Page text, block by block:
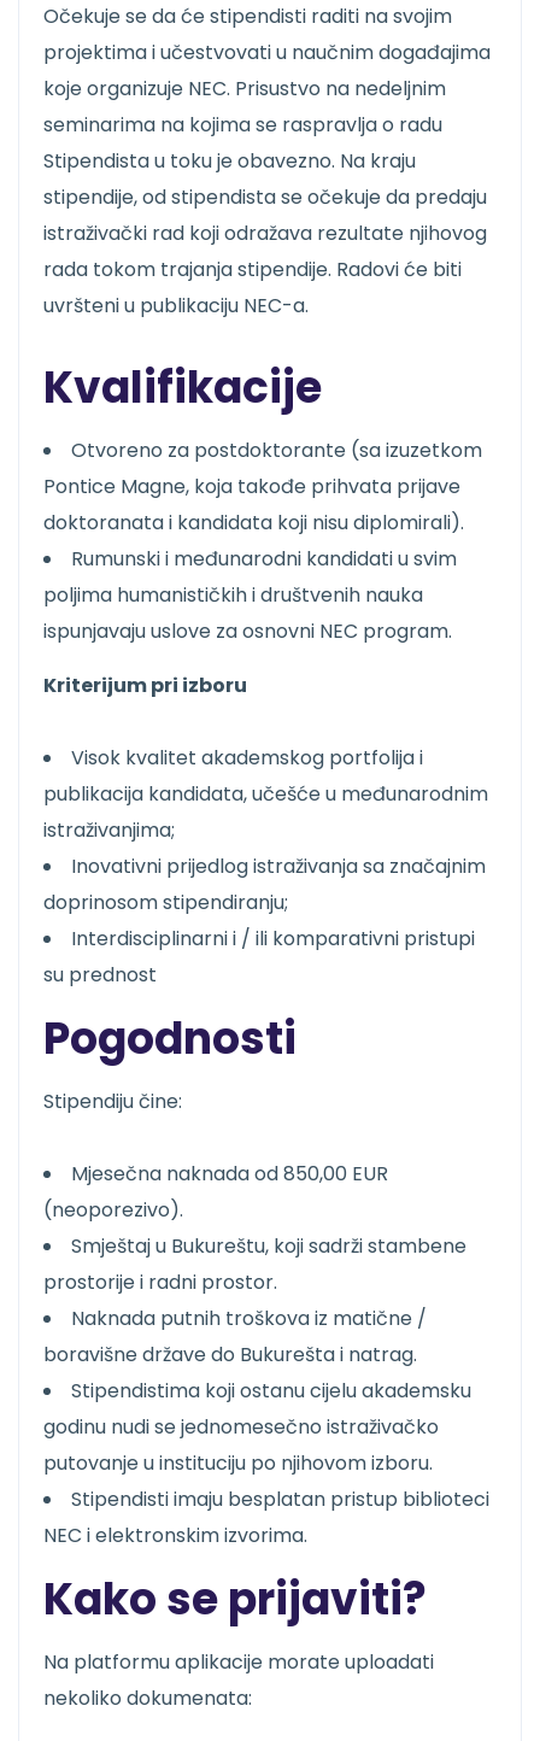
Očekuje se da će stipendisti raditi na svojim
projektima i učestvovati u naučnim događajima
koje organizuje NEC. Prisustvo na nedeljnim
seminarima na kojima se raspravlja o radu
Stipendista u toku je obavezno. Na kraju
stipendije, od stipendista se očekuje da predaju
istraživački rad koji odražava rezultate njihovog
rada tokom trajanja stipendije. Radovi će biti
uvršteni u publikaciju NEC-a.
Kvalifikacije
Otvoreno za postdoktorante (sa izuzetkom
Pontice Magne, koja takođe prihvata prijave
doktoranata i kandidata koji nisu diplomirali).
Rumunski i međunarodni kandidati u svim
poljima humanističkih i društvenih nauka
ispunjavaju uslove za osnovni NEC program.
Kriterijum pri izboru
Visok kvalitet akademskog portfolija i
publikacija kandidata, učešće u međunarodnim
istraživanjima;
Inovativni prijedlog istraživanja sa značajnim
doprinosom stipendiranju;
Interdisciplinarni i / ili komparativni pristupi
su prednost
Pogodnosti
Stipendiju čine:
Mjesečna naknada od 850,00 EUR
(neoporezivo).
Smještaj u Bukureštu, koji sadrži stambene
prostorije i radni prostor.
Naknada putnih troškova iz matične /
boravišne države do Bukurešta i natrag.
Stipendistima koji ostanu cijelu akademsku
godinu nudi se jednomesečno istraživačko
putovanje u instituciju po njihovom izboru.
Stipendisti imaju besplatan pristup biblioteci
NEC i elektronskim izvorima.
Kako se prijaviti?
Na platformu aplikacije morate uploadati
nekoliko dokumenata: